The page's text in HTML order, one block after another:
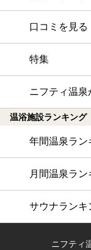
口コミを見る
特集
ニフティ温
温浴施設ランキング
年間温泉ラン
月間温泉ラン
サウナランキ
ニフティ